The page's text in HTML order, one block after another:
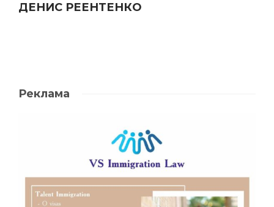
ДЕНИС РЕЕНТЕНКО
Реклама